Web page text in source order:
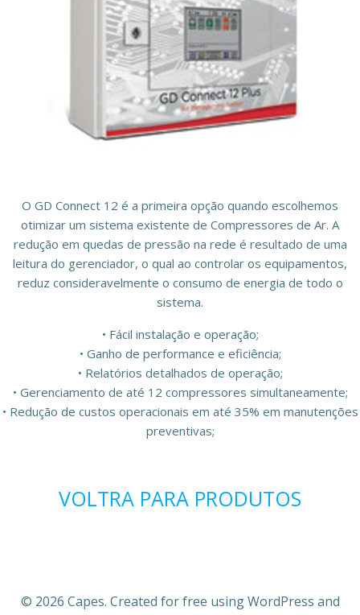
O GD Connect 12 é a primeira opção quando escolhemos
otimizar um sistema existente de Compressores de Ar. A
redução em quedas de pressão na rede é resultado de uma
leitura do gerenciador, o qual ao controlar os equipamentos,
reduz consideravelmente o consumo de energia de todo o
sistema.
• Fácil instalação e operação;
• Ganho de performance e eficiência;
• Relatórios detalhados de operação;
• Gerenciamento de até 12 compressores simultaneamente;
• Redução de custos operacionais em até 35% em manutenções
preventivas;
VOLTRA PARA PRODUTOS
© 2026 Capes. Created for free using WordPress and